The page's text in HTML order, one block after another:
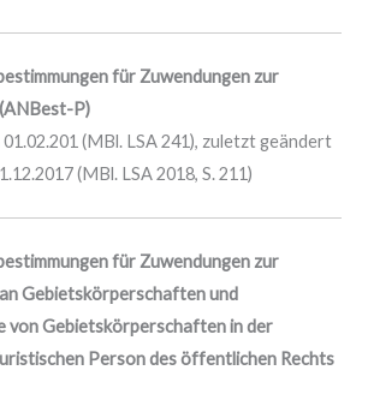
für Zuwendungen zur
P)
01.02.201 (MBl. LSA 241), zuletzt geändert
(MBl. LSA 2018, S. 211)
für Zuwendungen zur
Gebietskörperschaften und
von Gebietskörperschaften in der
Person des öffentlichen Rechts